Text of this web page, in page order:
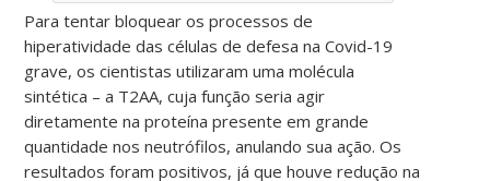
Para tentar bloquear os processos de
hiperatividade das células de defesa na Covid-19
grave, os cientistas utilizaram uma molécula
sintética – a T2AA, cuja função seria agir
diretamente na proteína presente em grande
quantidade nos neutrófilos, anulando sua ação. Os
resultados foram positivos, já que houve redução na